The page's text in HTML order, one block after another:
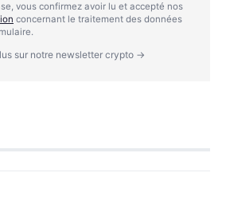
vous confirmez avoir lu et accepté nos
concernant le traitement des données
sur notre newsletter crypto →